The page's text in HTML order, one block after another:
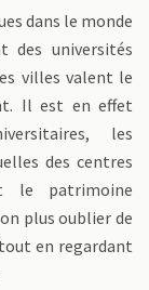
dans le monde
des universités
villes valent le
Il est en effet
les
des centres
le patrimoine
plus oublier de
en regardant